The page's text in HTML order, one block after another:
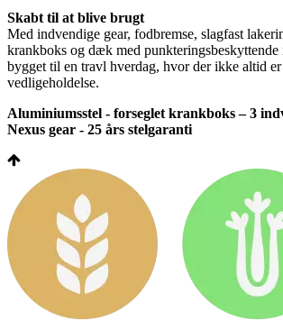
Skabt til at blive brugt
Med indvendige gear, fodbremse, slagfast
krankboks og dæk med
bygget til en travl hverdag, hvor der ikke altid
vedligeholdelse.
Aluminiumsstel - forseglet krankboks – 3
Nexus gear - 25 års stelgaranti